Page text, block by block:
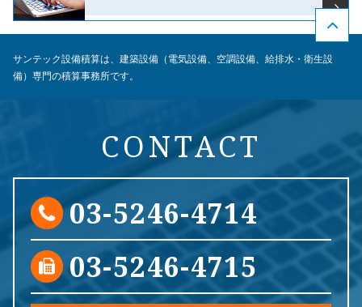
サンテック設備積算は、建築設備（電気設備、空調設備、給排水・衛生設
備）専門の積算事務所です。
CONTACT
03-5246-4714
03-5246-4715